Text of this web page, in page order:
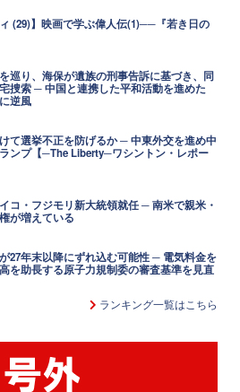
ィ (29)】映画で学ぶ偉人伝(1)──『若き日の
巡り、海保が遺族の刑事告訴に基づき、同
捜索 ─ 中国と連携した平和活動を進めた
逆風
て選挙不正を防げるか ─ 中東外交を進め中
ンプ【─The Liberty─ワシントン・レポー
コ・フジモリ新大統領就任 ─ 南米で親米・
が増えている
27年末以降にずれ込む可能性 ─ 電気料金を
を助長する原子力規制委の審査基準を見直
ランキング一覧はこちら